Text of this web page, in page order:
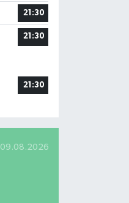
21:30
21:30
21:30
09.08.2026